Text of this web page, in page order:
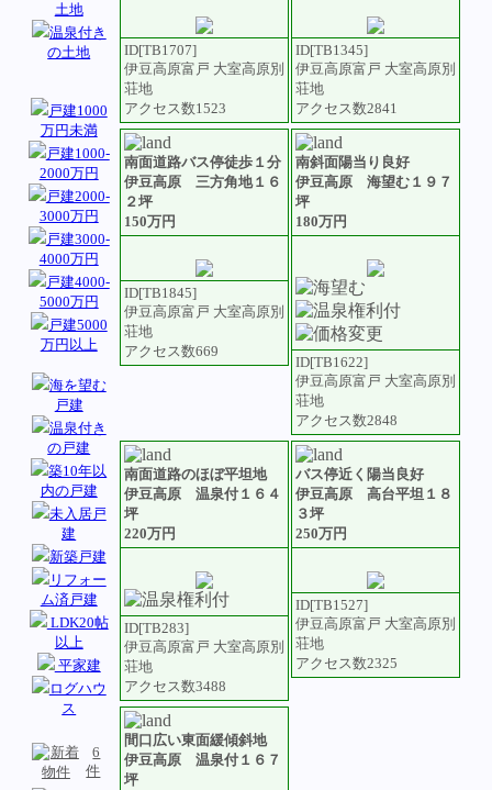
土地
温泉付き
の土地
戸建1000
万円未満
戸建1000-
2000万円
戸建2000-
3000万円
戸建3000-
4000万円
戸建4000-
5000万円
戸建5000
万円以上
海を望む
戸建
温泉付き
の戸建
築10年以
内の戸建
未入居戸
建
新築戸建
リフォー
ム済戸建
LDK20帖
以上
平家建
ログハウ
ス
6
件
ID[TB1707]
伊豆高原富戸 大室高原別
荘地
アクセス数1523
ID[TB1345]
伊豆高原富戸 大室高原別
荘地
アクセス数2841
南面道路バス停徒歩１分
伊豆高原 三方角地１６
２坪
150万円
ID[TB1845]
伊豆高原富戸 大室高原別
荘地
アクセス数669
南斜面陽当り良好
伊豆高原 海望む１９７
坪
180万円
ID[TB1622]
伊豆高原富戸 大室高原別
荘地
アクセス数2848
南面道路のほぼ平坦地
伊豆高原 温泉付１６４
坪
220万円
ID[TB283]
伊豆高原富戸 大室高原別
荘地
アクセス数3488
バス停近く陽当良好
伊豆高原 高台平坦１８
３坪
250万円
ID[TB1527]
伊豆高原富戸 大室高原別
荘地
アクセス数2325
間口広い東面緩傾斜地
伊豆高原 温泉付１６７
坪